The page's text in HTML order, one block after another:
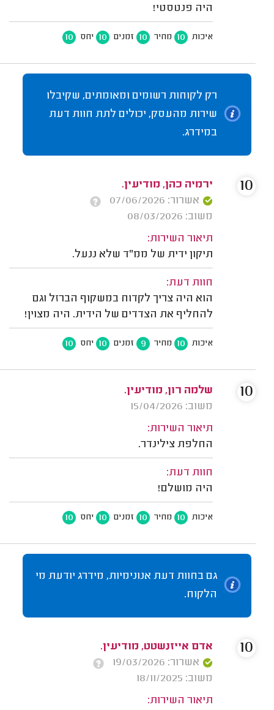
היה פנטסטי!
איכות 10 מחיר 10 זמנים 10 יחס 10
רק לקוחות רשומים ומאומתים, שקיבלו
שירות מהעסק, יכולים לתת חוות דעת
במידרג.
ירמיה כהן, מודיעין.
אשרור: 07/06/2026
משוב: 08/03/2026
תיאור השירות:
תיקון ידית של ממ"ד שלא ננעל.
חוות דעת:
הוא היה צריך לקדוח במשקוף הברזל וגם
להחליף את הצדדים של הידית. היה מצוין!
איכות 10 מחיר 9 זמנים 10 יחס 10
10
שלמה רון, מודיעין.
משוב: 15/04/2026
תיאור השירות:
החלפת צילינדר.
חוות דעת:
היה מושלם!
איכות 10 מחיר 10 זמנים 10 יחס 10
10
גם בחוות דעת אנונימיות, מידרג יודעת מי
הלקוח.
אדם אייזנשטט, מודיעין.
אשרור: 19/03/2026
משוב: 18/11/2025
תיאור השירות:
10